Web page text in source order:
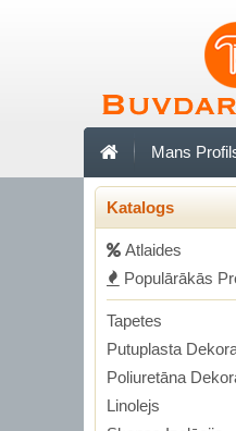
Mans
Katalogs
Аtlaides
Populārākās
Tapetes
Putuplasta
Poliuretāna
Linolejs